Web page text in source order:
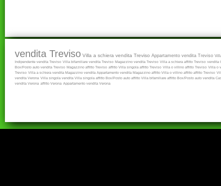
vendita Treviso Villa a schiera vendita Treviso Appartamento vendita Treviso
Indipendente vendita Treviso Villa bifamiliare vendita Treviso Magazzino vendita Treviso Villa a schiera affitto Treviso vendita
Box/Posto auto vendita Treviso Magazzino affitto Treviso affitto Villa singola affitto Treviso Villa o villino affitto Treviso Villa o
Treviso Villa a schiera vendita Magazzino vendita Appartamento vendita Magazzino affitto Villa o villino affitto affitto Treviso
vendita Verona Villa singola vendita Villa singola affitto Box/Posto auto affitto Villa bifamiliare affitto Box/Posto auto vendita
vendita Verona affitto Verona Appartamento vendita Verona